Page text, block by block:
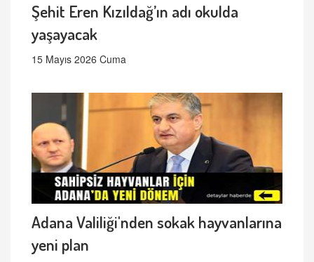
Şehit Eren Kızıldağ’ın adı okulda
yaşayacak
15 Mayıs 2026 Cuma
Adana Valiliği'nden sokak hayvanlarına
yeni plan